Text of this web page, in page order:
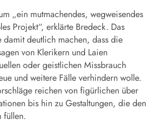
„ein mutmachendes, wegweisendes
Projekt“, erklärte Bredeck. Das
damit deutlich machen, dass die
von Klerikern und Laien
oder geistlichen Missbrauch
und weitere Fälle verhindern wolle.
reichen von figürlichen über
bis hin zu Gestaltungen, die den
füllen.